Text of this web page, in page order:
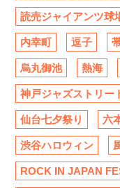
読売ジャイアンツ球
内幸町 逗子
烏丸御池 熱海
神戸ジャズストリー
仙台七夕祭り 六
渋谷ハロウィン
ROCK IN JAPAN